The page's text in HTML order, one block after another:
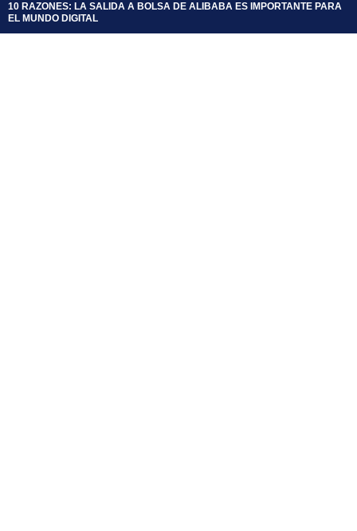
10 RAZONES: LA SALIDA A BOLSA DE ALIBABA ES IMPORTANTE PARA
EL MUNDO DIGITAL